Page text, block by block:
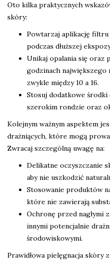
Oto kilka praktycznych
skóry:
Powtarzaj aplikację filtru
podczas dłuższej
Unikaj opalania się oraz
godzinach największego
zwykle między 10 a 16.
Stosuj dodatkowe środki
szerokim rondzie oraz
Kolejnym ważnym aspektem
drażniących, które mogą
Zwracaj szczególną uwagę na:
Delikatne oczyszczanie
aby nie uszkodzić
Stosowanie produktów
które nie zawierają
Ochronę przed nagłymi
innymi potencjalnie
środowiskowymi.
Prawidłowa pielęgnacja skóry